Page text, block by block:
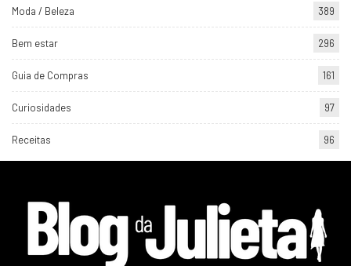
Moda / Beleza 389
Bem estar 296
Guia de Compras 161
Curiosidades 97
Receitas 96